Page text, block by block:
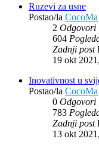
Ruzevi za usne
Postao/la CocoMa
2 Odgovori
604
Zadnji post
19 okt
Inovativnost u
Postao/la CocoMa
0 Odgovori
783
Zadnji post
13 okt